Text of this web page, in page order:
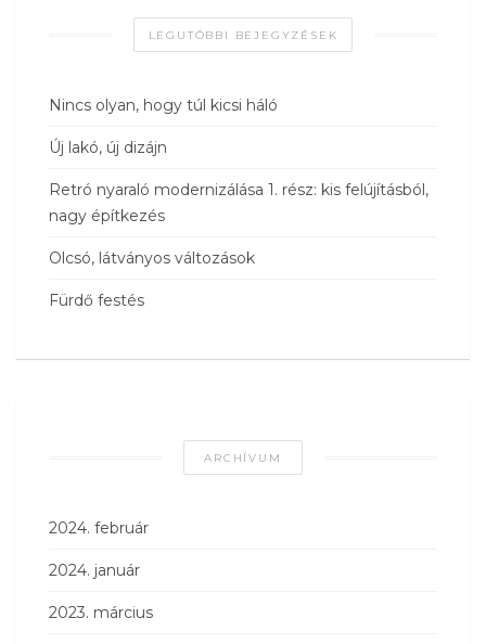
LEGUTÓBBI BEJEGYZÉSEK
Nincs olyan, hogy túl kicsi háló
Új lakó, új dizájn
Retró nyaraló modernizálása 1. rész: kis felújításból,
nagy építkezés
Olcsó, látványos változások
Fürdő festés
ARCHÍVUM
2024. február
2024. január
2023. március